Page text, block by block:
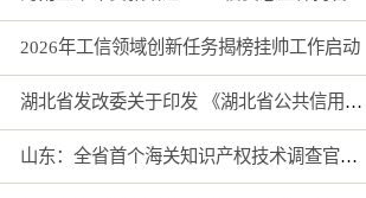
2026年工信领域创新任务揭榜挂帅工作启动
湖北省发改委关于印发 《湖北省公共信用信息目录（2026年版）》的通知
山东：全省首个海关知识产权技术调查官制度落地济南自贸片区